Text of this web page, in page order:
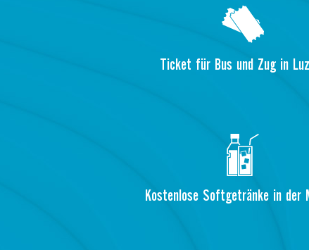
Ticket für Bus und Zug in
Kostenlose Softgetränke in der